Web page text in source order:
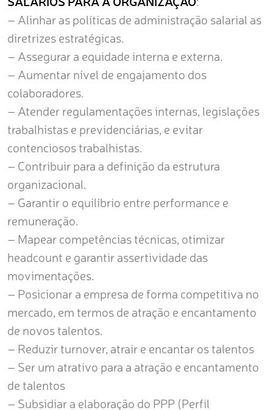
– Alinhar as políticas de administração salarial as
diretrizes estratégicas.
– Assegurar a equidade interna e externa.
– Aumentar nível de engajamento dos
colaboradores.
– Atender regulamentações internas, legislações
trabalhistas e previdenciárias, e evitar
contenciosos trabalhistas.
– Contribuir para a definição da estrutura
organizacional.
– Garantir o equilíbrio entre performance e
remuneração.
– Mapear competências técnicas, otimizar
headcount e garantir assertividade das
movimentações.
– Posicionar a empresa de forma competitiva no
mercado, em termos de atração e encantamento
de novos talentos.
– Reduzir turnover, atrair e encantar os talentos
– Ser um atrativo para a atração e encantamento
de talentos
– Subsidiar a elaboração do PPP (Perfil